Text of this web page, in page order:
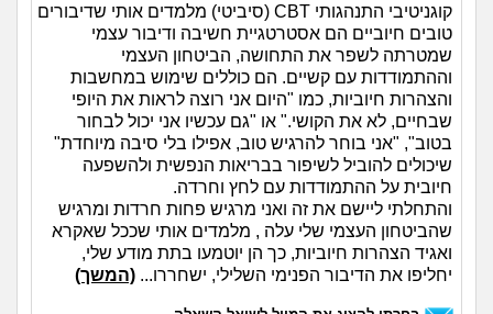
קוגניטיבי התנהגותי CBT (סיביטי) מלמדים אותי שדיבורים
טובים חיוביים הם אסטרטגיית חשיבה ודיבור עצמי
שמטרתה לשפר את התחושה, הביטחון העצמי
וההתמודדות עם קשיים. הם כוללים שימוש במחשבות
והצהרות חיוביות, כמו "היום אני רוצה לראות את היופי
שבחיים, לא את הקושי." או "גם עכשיו אני יכול לבחור
בטוב", "אני בוחר להרגיש טוב, אפילו בלי סיבה מיוחדת"
שיכולים להוביל לשיפור בבריאות הנפשית ולהשפעה
חיובית על ההתמודדות עם לחץ וחרדה.
והתחלתי ליישם את זה ואני מרגיש פחות חרדות ומרגיש
שהביטחון העצמי שלי עלה , מלמדים אותי שככל שאקרא
ואגיד הצהרות חיוביות, כך הן יוטמעו בתת מודע שלי,
יחליפו את הדיבור הפנימי השלילי, ישחררו... (המשך)